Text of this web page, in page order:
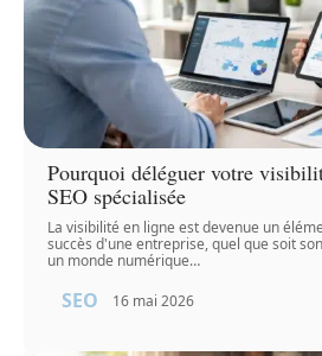
Pourquoi déléguer votre
SEO spécialisée
La visibilité en ligne est devenue un
succès d'une entreprise, quel que soit
un monde numérique…
SEO 16 mai 2026